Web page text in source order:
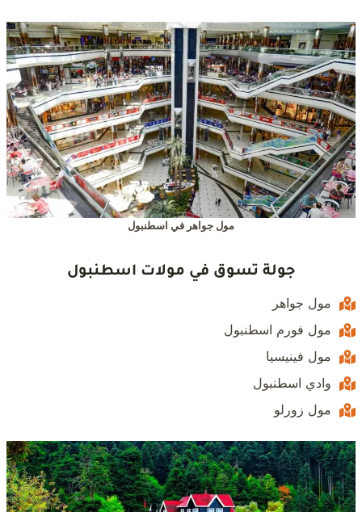
مول جواهر في اسطنبول
جولة تسوق في مولات اسطنبول
مول جواهر
مول فورم اسطنبول
مول فينيسيا
وادي اسطنبول
مول زورلو